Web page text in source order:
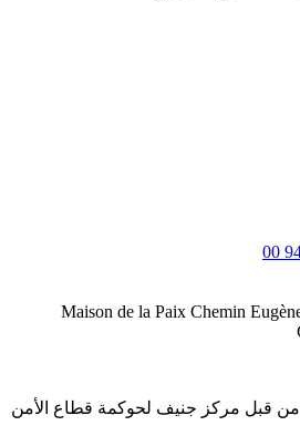
Maison de la Paix Chemin
من قبل مركز جنيف لحوكمة قطاع الأمن